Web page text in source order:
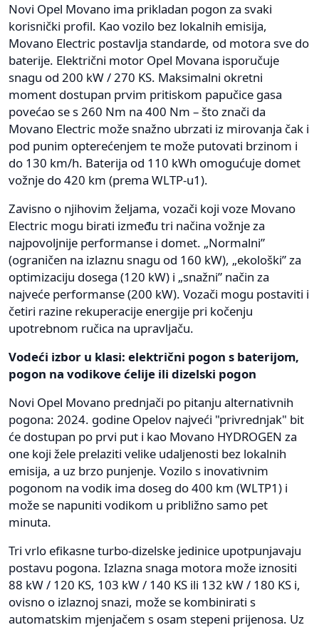
Novi Opel Movano ima prikladan pogon za svaki
korisnički profil. Kao vozilo bez lokalnih emisija,
Movano Electric postavlja standarde, od motora sve do
baterije. Električni motor Opel Movana isporučuje
snagu od 200 kW / 270 KS. Maksimalni okretni
moment dostupan prvim pritiskom papučice gasa
povećao se s 260 Nm na 400 Nm – što znači da
Movano Electric može snažno ubrzati iz mirovanja čak i
pod punim opterećenjem te može putovati brzinom i
do 130 km/h. Baterija od 110 kWh omogućuje domet
vožnje do 420 km (prema WLTP-u1).
Zavisno o njihovim željama, vozači koji voze Movano
Electric mogu birati između tri načina vožnje za
najpovoljnije performanse i domet. „Normalni”
(ograničen na izlaznu snagu od 160 kW), „ekološki” za
optimizaciju dosega (120 kW) i „snažni” način za
najveće performanse (200 kW). Vozači mogu postaviti i
četiri razine rekuperacije energije pri kočenju
upotrebnom ručica na upravljaču.
Vodeći izbor u klasi: električni pogon s baterijom,
pogon na vodikove ćelije ili dizelski pogon
Novi Opel Movano prednjači po pitanju alternativnih
pogona: 2024. godine Opelov najveći "privrednjak" bit
će dostupan po prvi put i kao Movano HYDROGEN za
one koji žele prelaziti velike udaljenosti bez lokalnih
emisija, a uz brzo punjenje. Vozilo s inovativnim
pogonom na vodik ima doseg do 400 km (WLTP1) i
može se napuniti vodikom u približno samo pet
minuta.
Tri vrlo efikasne turbo-dizelske jedinice upotpunjavaju
postavu pogona. Izlazna snaga motora može iznositi
88 kW / 120 KS, 103 kW / 140 KS ili 132 kW / 180 KS i,
ovisno o izlaznoj snazi, može se kombinirati s
automatskim mjenjačem s osam stepeni prijenosa. Uz